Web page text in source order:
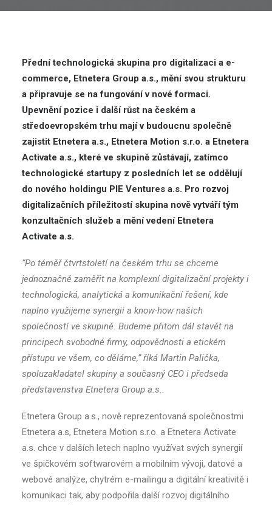
Přední technologická skupina pro digitalizaci a e-
commerce, Etnetera Group a.s., mění svou strukturu
a připravuje se na fungování v nové formaci.
Upevnění pozice i další růst na českém a
středoevropském trhu mají v budoucnu společně
zajistit Etnetera a.s., Etnetera Motion s.r.o. a Etnetera
Activate a.s., které ve skupině zůstávají, zatímco
technologické startupy z posledních let se oddělují
do nového holdingu PIE Ventures a.s. Pro rozvoj
digitalizačních příležitostí skupina nově vytváří tým
konzultačních služeb a mění vedení Etnetera
Activate a.s.
“Po téměř čtvrtstoletí na českém trhu se chceme
jednoznačně zaměřit na komplexní digitalizační projekty i
technologická, analytická a komunikační řešení, kde
naplno využijeme synergii a know-how našich
společností ve skupině. Budeme přitom dál stavět na
principech svobodné firmy, odpovědnosti a etickém
přístupu ve všem, co děláme,” říká Martin Palička,
spoluzakladatel skupiny a současný CEO i předseda
představenstva Etnetera Group a.s..
Etnetera Group a.s., nově reprezentovaná společnostmi
Etnetera a.s, Etnetera Motion s.r.o. a Etnetera Activate
a.s. chce v dalších letech naplno využívat svých synergií
ve špičkovém softwarovém a mobilním vývoji, datové a
webové analýze, chytrém e-mailingu a digitální kreativitě i
komunikaci tak, aby podpořila další rozvoj digitálního